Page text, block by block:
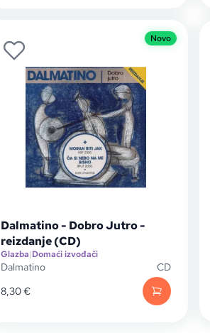
Novo
Dalmatino - Dobro Jutro -
reizdanje (CD)
Glazba|Domaći izvođači
Dalmatino
CD
8,30€